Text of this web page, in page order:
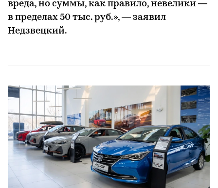
вреда, но суммы, как правило, невелики —
в пределах 50 тыс. руб.», — заявил
Недзвецкий.